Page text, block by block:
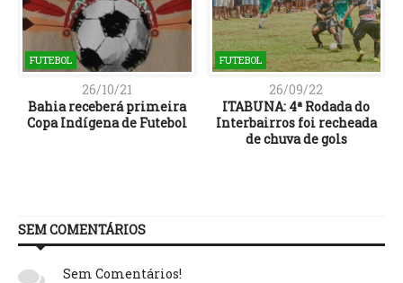
FUTEBOL
26/10/21
Bahia receberá primeira
Copa Indígena de Futebol
FUTEBOL
26/09/22
ITABUNA: 4ª Rodada do
Interbairros foi recheada
de chuva de gols
SEM COMENTÁRIOS
Sem Comentários!